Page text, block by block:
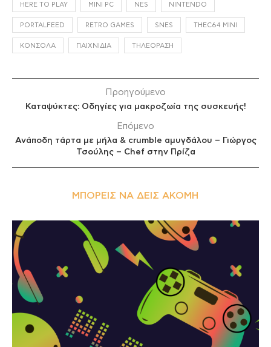
HERE TO PLAY MINI PC NES NINTENDO
PORTALFEED RETRO GAMES SNES THEC64 MINI
ΚΟΝΣΌΛΑ ΠΑΙΧΝΊΔΙΑ ΤΗΛΕΌΡΑΣΗ
Προηγούμενο
Καταψύκτες: Οδηγίες για μακροζωία της συσκευής!
Επόμενο
Ανάποδη τάρτα με μήλα & crumble αμυγδάλου – Γιώργος
Τσούλης – Chef στην Πρίζα
ΜΠΟΡΕΊΣ ΝΑ ΔΕΙΣ ΑΚΌΜΗ